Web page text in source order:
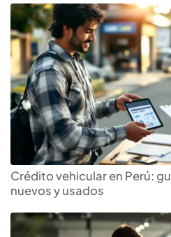
Crédito vehicular en Perú:
nuevos y usados